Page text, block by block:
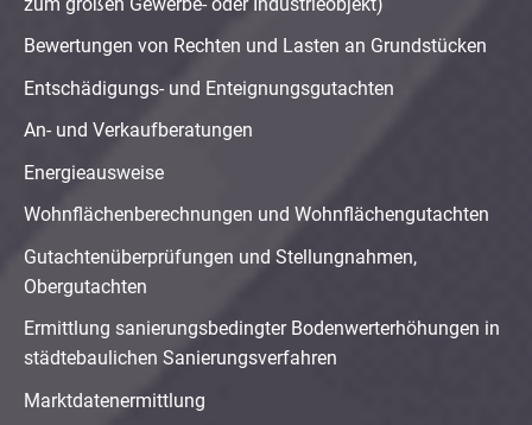
Bewertungen von Rechten und Lasten an Grundstücken
Entschädigungs- und Enteignungsgutachten
An- und Verkaufberatungen
Energieausweise
Wohnflächenberechnungen und Wohnflächengutachten
Gutachtenüberprüfungen und Stellungnahmen,
Obergutachten
Ermittlung sanierungsbedingter Bodenwerterhöhungen in
städtebaulichen Sanierungsverfahren
Marktdatenermittlung